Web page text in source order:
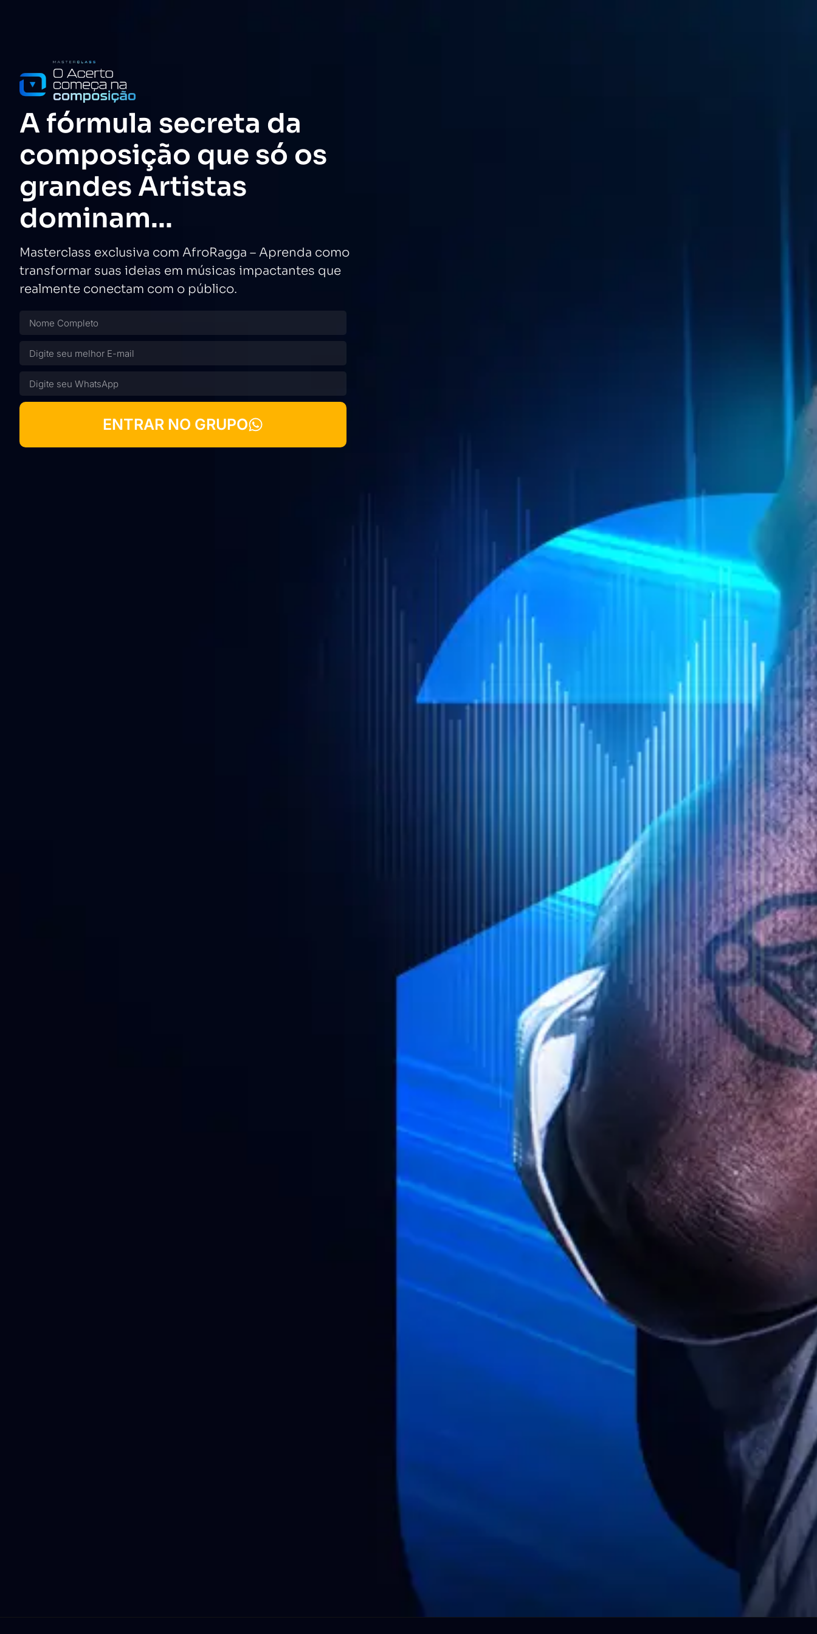
A fórmula secreta da
composição que só os
grandes Artistas
dominam...
Masterclass exclusiva com AfroRagga – Aprenda como
transformar suas ideias em músicas impactantes que
realmente conectam com o público.
ENTRAR NO GRUPO